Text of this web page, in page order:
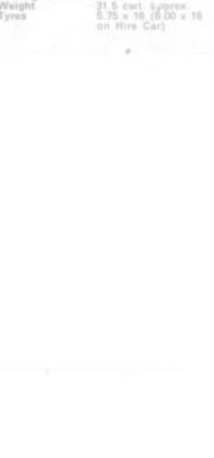
ou pickup...
comme
un Kangoo ?quip?